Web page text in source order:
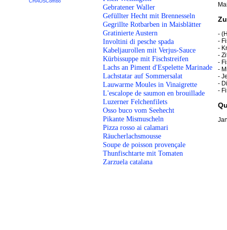
-
-
-
-
-
-
-
-
-
Gebratener Waller
Gefüllter Hecht mit Brennesseln
Gegrillte Rotbarben in Maisblätter
Gratinierte Austern
Involtini di pesche spada
Kabeljaurollen mit Verjus-Sauce
Kürbissuppe mit Fischstreifen
Lachs an Piment d'Espelette Marinade
Lachstatar auf Sommersalat
Lauwarme Moules in Vinaigrette
L'escalope de saumon en brouillade
Luzerner Felchenfilets
Osso buco vom Seehecht
Pikante Mismuscheln
Pizza rosso ai calamari
Räucherlachsmousse
Soupe de poisson provençale
Thunfischtarte mit Tomaten
Zarzuela catalana
CHAOSCombo